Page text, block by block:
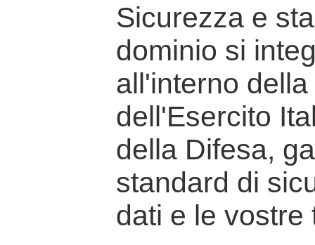
Sicurezza e
dominio si
all'interno
dell'Esercito
della Difesa,
standard di
dati e le vostre